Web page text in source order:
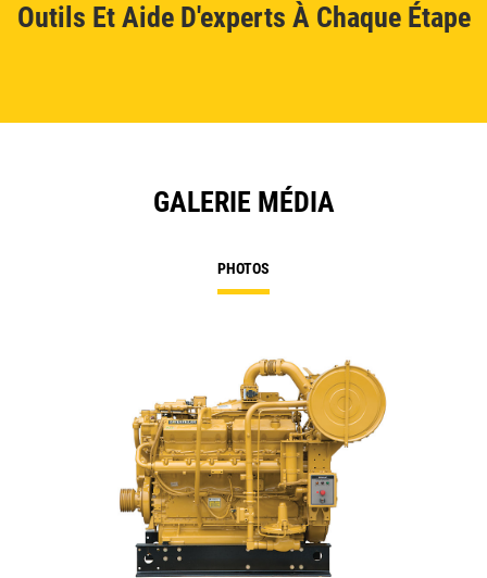
Outils Et Aide D'experts À Chaque Étape
GALERIE MÉDIA
PHOTOS